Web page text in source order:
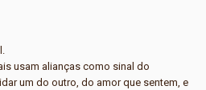
usam alianças como sinal do
um do outro, do amor que sentem, e